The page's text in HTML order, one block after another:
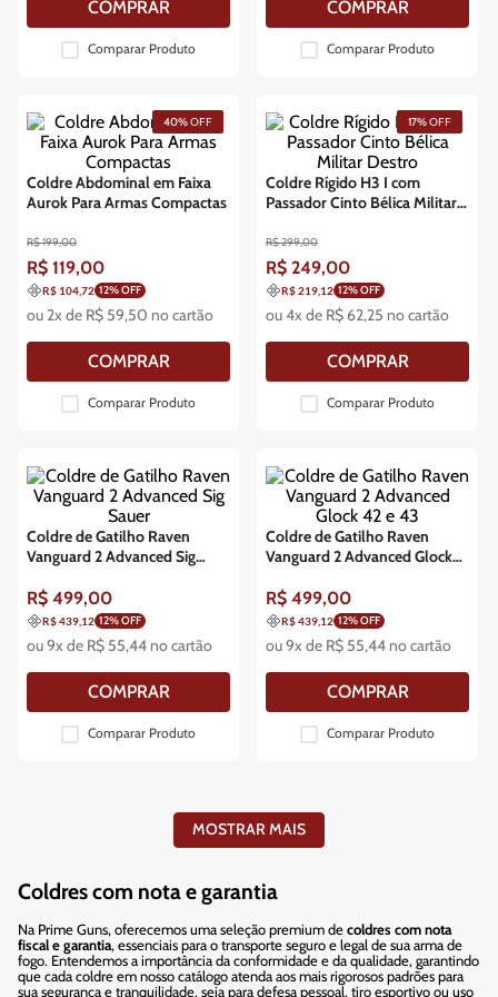
COMPRAR
Comparar Produto
COMPRAR
Comparar Produto
Coldre Abdominal em Faixa
Aurok Para Armas Compactas
R$199,00
R$ 119,00
40%OFF
R$ 104,72 12% OFF
ou 2x de R$ 59,50 no cartão
COMPRAR
Comparar Produto
Coldre Rígido H3 I com
Passador Cinto Bélica Militar
R$299,00
R$ 249,00
17%OFF
R$ 219,12 12% OFF
ou4x de R$ 62,25 no cartão
COMPRAR
Comparar Produto
Coldre de Gatilho Raven
Vanguard 2 Advanced Sig
R$ 499,00
R$ 439,12 12% OFF
ou9x de R$ 55,44 no cartão
COMPRAR
Comparar Produto
Coldre de Gatilho Raven
Vanguard 2 Advanced Glock
R$ 499,00
R$ 439,12 12% OFF
ou9x de R$ 55,44 no cartão
COMPRAR
Comparar Produto
MOSTRAR MAIS
Coldres com nota e garantia
Na Prime Guns, oferecemos uma seleção premium decoldres com nota
fiscal e garantia, essenciais para o transporte seguro e legal de sua arma de
fogo. Entendemos a importância da conformidade e da qualidade, garantindo
que cada coldre em nosso catálogo atenda aos mais rigorosos padrões para
sua segurança e tranquilidade, seja para defesa pessoal, tiro esportivo ou uso